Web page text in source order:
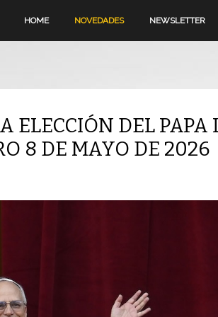
HOME NOVEDADES NEWSLETTER
ELECCIÓN DEL PAPA
8 DE MAYO DE 2026